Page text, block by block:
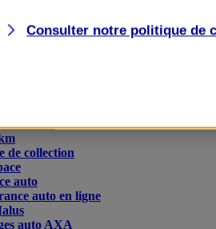
de collection
auto
auto en ligne
auto AXA
Consulter notre politique de